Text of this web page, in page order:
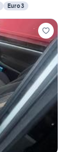
Euro 3